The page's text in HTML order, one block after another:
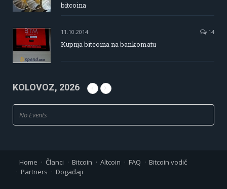
bitcoina
11.10.2014 14
Kupnja bitcoina na bankomatu
KOLOVOZ, 2026
No Events
Home Članci Bitcoin Altcoin FAQ
Bitcoin vodič
Partners
Događaji